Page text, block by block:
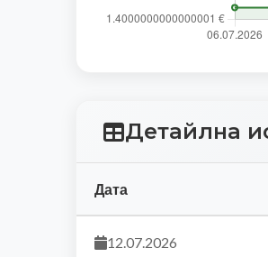
Детайлна
Дата
12.07.2026